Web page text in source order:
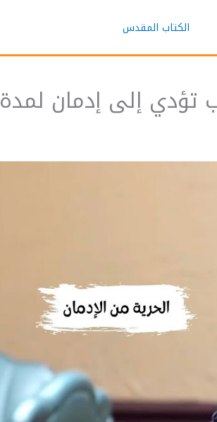
الكتاب المقدس
تؤدي إلى إدمان لمدة